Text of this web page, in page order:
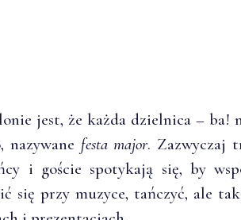
jest, że każda dzielnica – ba!
nazywane festa major. Zazwyczaj
i goście spotykają się, by
się przy muzyce, tańczyć, ale